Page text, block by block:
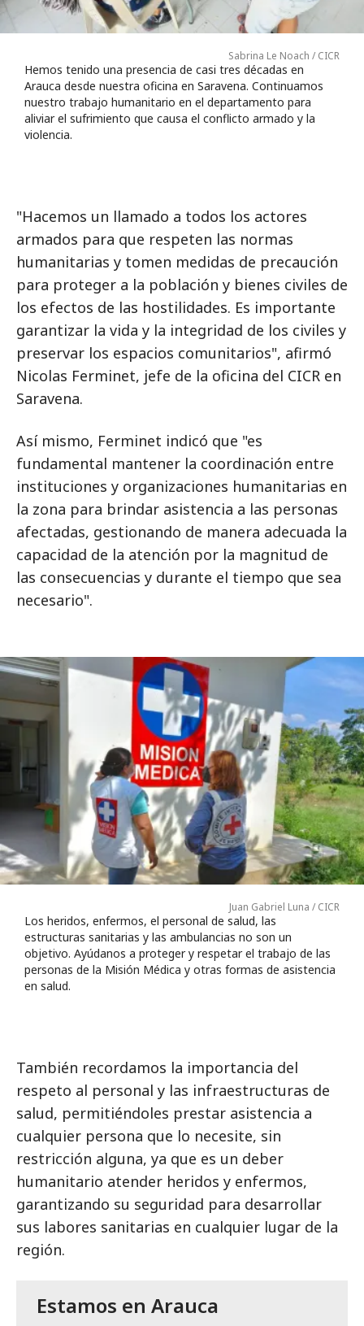
Sabrina Le Noach / CICR
Hemos tenido una presencia de casi tres décadas en
Arauca desde nuestra oficina en Saravena. Continuamos
nuestro trabajo humanitario en el departamento para
aliviar el sufrimiento que causa el conflicto armado y la
violencia.
"Hacemos un llamado a todos los actores
armados para que respeten las normas
humanitarias y tomen medidas de precaución
para proteger a la población y bienes civiles de
los efectos de las hostilidades. Es importante
garantizar la vida y la integridad de los civiles y
preservar los espacios comunitarios", afirmó
Nicolas Ferminet, jefe de la oficina del CICR en
Saravena.
Así mismo, Ferminet indicó que "es
fundamental mantener la coordinación entre
instituciones y organizaciones humanitarias en
la zona para brindar asistencia a las personas
afectadas, gestionando de manera adecuada la
capacidad de la atención por la magnitud de
las consecuencias y durante el tiempo que sea
necesario".
Juan Gabriel Luna / CICR
Los heridos, enfermos, el personal de salud, las
estructuras sanitarias y las ambulancias no son un
objetivo. Ayúdanos a proteger y respetar el trabajo de las
personas de la Misión Médica y otras formas de asistencia
en salud.
También recordamos la importancia del
respeto al personal y las infraestructuras de
salud, permitiéndoles prestar asistencia a
cualquier persona que lo necesite, sin
restricción alguna, ya que es un deber
humanitario atender heridos y enfermos,
garantizando su seguridad para desarrollar
sus labores sanitarias en cualquier lugar de la
región.
Estamos en Arauca